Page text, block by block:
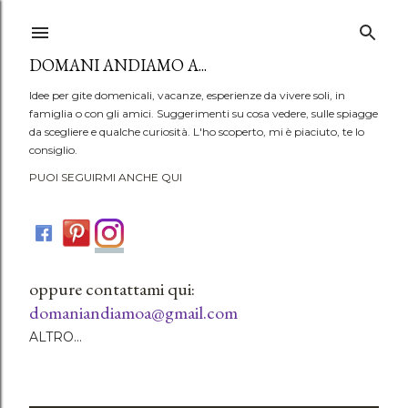
DOMANI ANDIAMO A...
Idee per gite domenicali, vacanze, esperienze da vivere soli, in
famiglia o con gli amici. Suggerimenti su cosa vedere, sulle spiagge
da scegliere e qualche curiosità. L'ho scoperto, mi è piaciuto, te lo
consiglio.
PUOI SEGUIRMI ANCHE QUI
oppure contattami qui:
domaniandiamoa@gmail.com
ALTRO…